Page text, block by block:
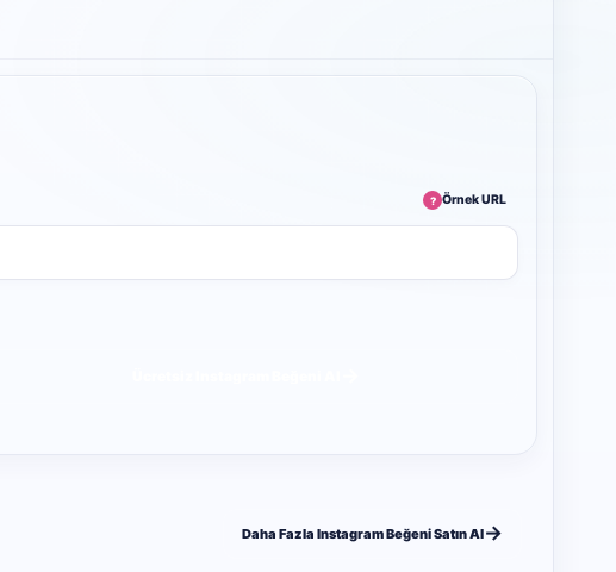
? Örnek URL
Daha Fazla Instagram Beğeni Satın Al→